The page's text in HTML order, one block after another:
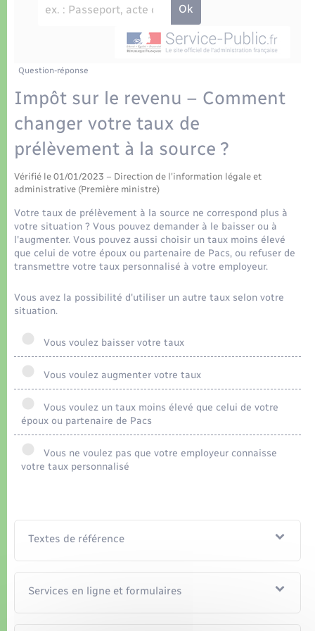
Eau - Assainissement
Transports
Transports scolaires
Logement - Urbanisme
Loisirs
Nouvel habitant
Organisation d’événement
Sécurité - Prévention
Commerces - Entreprises - Emploi
Voirie et espace public
Travaux - Autorisation d’occupation de l’espace
Présentation de la commune
Publications
La Communauté de communes
Question-réponse
Impôt sur le revenu – Comment
changer votre taux de
prélèvement à la source ?
Vérifié le 01/01/2023 – Direction de l'information légale et
administrative (Première ministre)
Votre taux de prélèvement à la source ne correspond plus à
votre situation ? Vous pouvez demander à le baisser ou à
l'augmenter. Vous pouvez aussi choisir un taux moins élevé
que celui de votre époux ou partenaire de Pacs, ou refuser de
transmettre votre taux personnalisé à votre employeur.
Vous avez la possibilité d'utiliser un autre taux selon votre
situation.
Vous voulez baisser votre taux
Vous voulez augmenter votre taux
Vous voulez un taux moins élevé que celui de votre
époux ou partenaire de Pacs
Vous ne voulez pas que votre employeur connaisse
votre taux personnalisé
Textes de référence
Services en ligne et formulaires